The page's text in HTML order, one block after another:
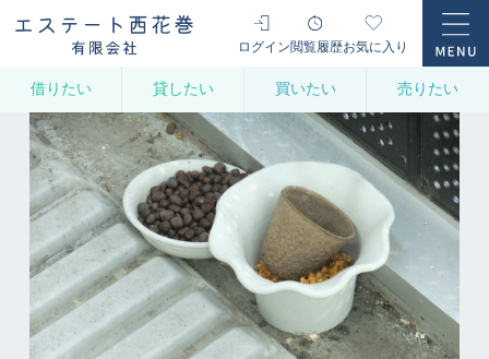
ログイン閲覧履歴お気に入り
借りたい 貸したい 買いたい 売りたい